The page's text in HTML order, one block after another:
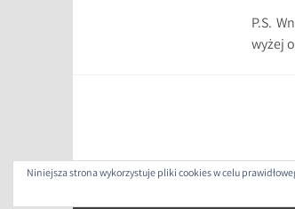
P.S.
wyżej
Niniejsza strona wykorzystuje pliki cookies w celu